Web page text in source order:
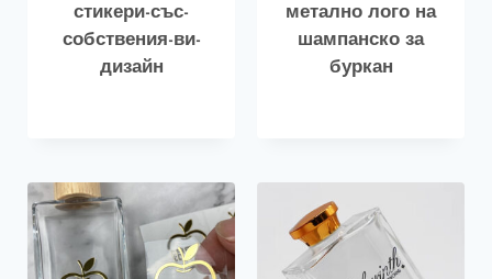
стикери-със-
собствения-ви-
дизайн
метално лого на
шампанско за
буркан